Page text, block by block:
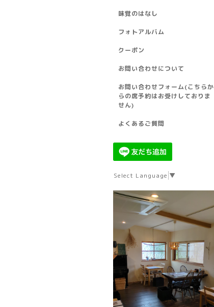
味覚のはなし
フォトアルバム
クーポン
お問い合わせについて
お問い合わせフォーム(こちらか
らの席予約はお受けしておりま
せん)
よくあるご質問
Select Language ▼